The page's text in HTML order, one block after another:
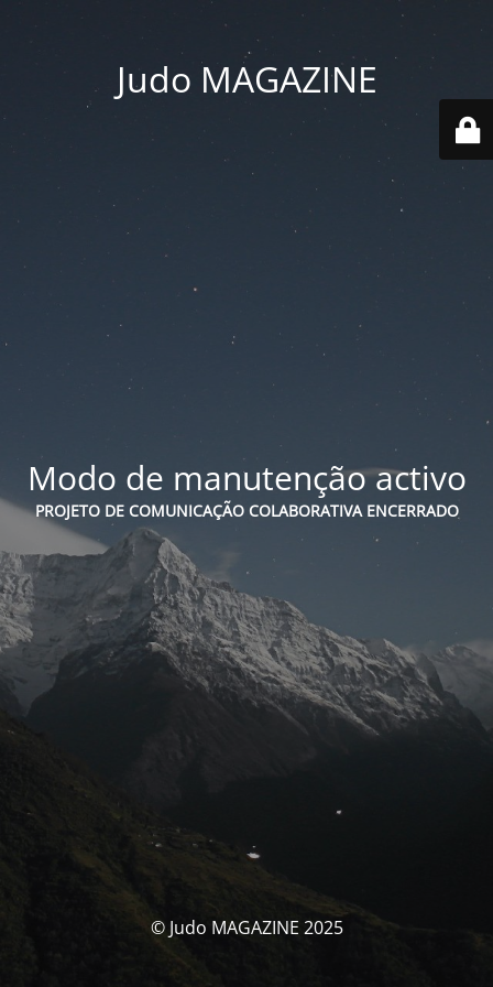
Judo MAGAZINE
Modo de manutenção activo
PROJETO DE COMUNICAÇÃO COLABORATIVA ENCERRADO
© Judo MAGAZINE 2025